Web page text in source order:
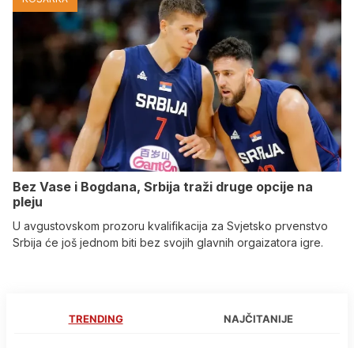
Bez Vase i Bogdana, Srbija traži druge opcije na
pleju
U avgustovskom prozoru kvalifikacija za Svjetsko prvenstvo
Srbija će još jednom biti bez svojih glavnih orgaizatora igre.
TRENDING NAJČITANIJE